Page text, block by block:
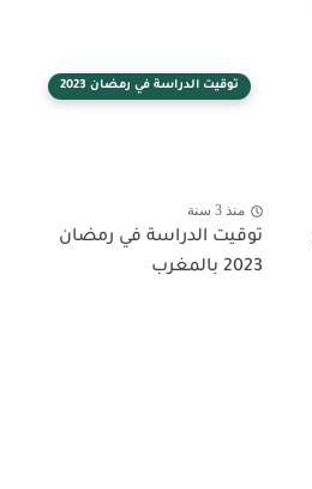
توقيت الدراسة في رمضان 2023
منذ 3 سنة
توقيت الدراسة في رمضان
2023 بالمغرب